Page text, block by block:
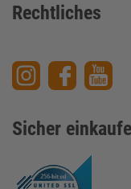
Hardgainer
HMB –
HydroMax®
Jojo-Effekt
Kniebeugen
Rechtliches
Sicher